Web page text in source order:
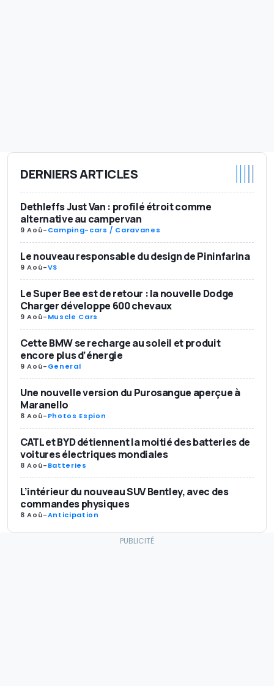
DERNIERS ARTICLES
Dethleffs Just Van : profilé étroit comme
alternative au campervan
9 Aoû-Camping-cars / Caravanes
Le nouveau responsable du design de Pininfarina
9 Aoû-VS
Le Super Bee est de retour : la nouvelle Dodge
Charger développe 600 chevaux
9 Aoû-Muscle Cars
Cette BMW se recharge au soleil et produit
encore plus d’énergie
9 Aoû-General
Une nouvelle version du Purosangue aperçue à
Maranello
8 Aoû-Photos Espion
CATL et BYD détiennent la moitié des batteries de
voitures électriques mondiales
8 Aoû-Batteries
L’intérieur du nouveau SUV Bentley, avec des
commandes physiques
8 Aoû-Anticipation